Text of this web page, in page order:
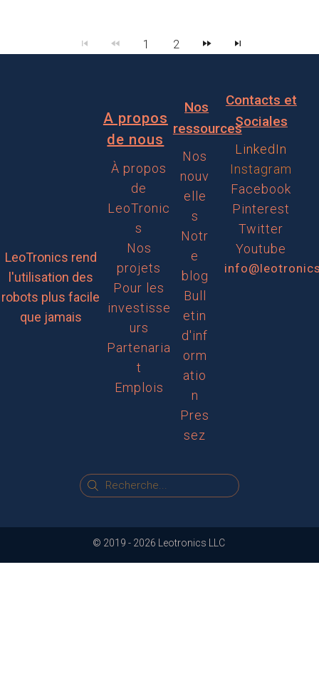
1 2
LeoTronics rend
l'utilisation des
robots plus facile
que jamais
A propos
de nous
À propos
de
LeoTronic
s
Nos
projets
Pour les
investisse
urs
Partenaria
t
Emplois
Nos
ressources
Nos
nouv
elle
s
Notr
e
blog
Bull
etin
d'inf
orm
atio
n
Pres
sez
Contacts et
Sociales
LinkedIn
Instagram
Facebook
Pinterest
Twitter
Youtube
© 2019 - 2026 Leotronics LLC